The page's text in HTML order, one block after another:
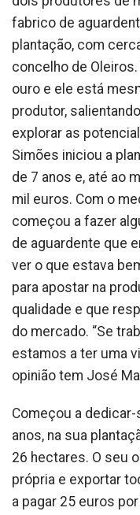
fabrico de
plantação, com
concelho de Oleiros.
ouro e ele está
produtor,
explorar as
Simões iniciou a
de 7 anos e, até ao
mil euros. Com o
começou a fazer
de aguardente que
ver o que estava
para apostar na
qualidade e que
do mercado. “Se
estamos a ter uma
opinião tem José
Começou a
anos, na sua
26 hectares. O seu
própria e exportar
a pagar 25 euros